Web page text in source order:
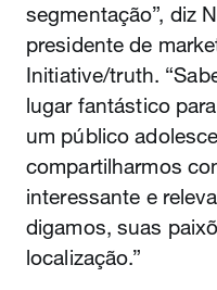
segmentação”, diz
presidente de
Initiative/truth.
lugar fantástico
um público
compartilharmos
interessante e
digamos, suas
localização.”